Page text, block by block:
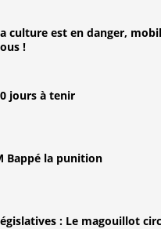
culture est en danger,
!
jours à tenir
Bappé la punition
: Le magouillot